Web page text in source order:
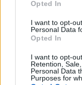
Opted In
I want to opt-
Personal Data
Opted In
I want to opt-
Retention,
Personal Data
Purposes for
12:00 - 12:45
Opening -